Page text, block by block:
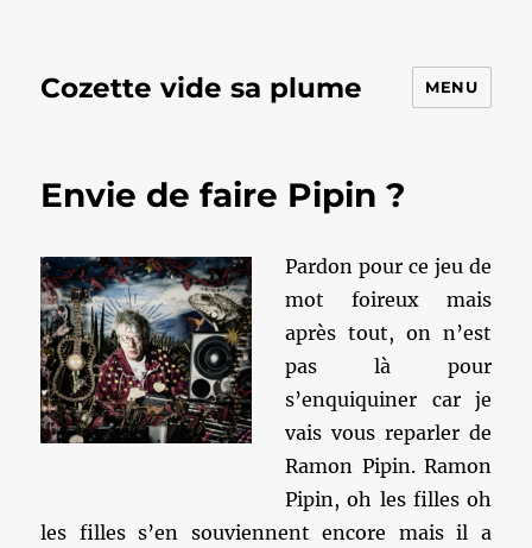
Cozette vide sa plume MENU
Envie de faire Pipin ?
Pardon pour ce jeu de
mot foireux mais
après tout, on n’est
pas là pour
s’enquiquiner car je
vais vous reparler de
Ramon Pipin. Ramon
Pipin, oh les filles oh
les filles s’en souviennent encore mais il a